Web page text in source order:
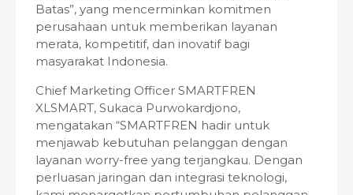
Batas”, yang mencerminkan komitmen
perusahaan untuk memberikan layanan
merata, kompetitif, dan inovatif bagi
masyarakat Indonesia.
Chief Marketing Officer SMARTFREN
XLSMART, Sukaca Purwokardjono,
mengatakan “SMARTFREN hadir untuk
menjawab kebutuhan pelanggan dengan
layanan worry-free yang terjangkau. Dengan
perluasan jaringan dan integrasi teknologi,